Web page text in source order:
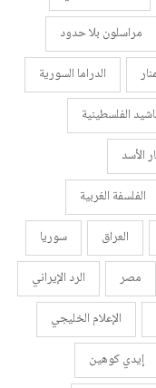
مراسلون بلا حدود
الدراما السورية
الفلسطينية
الأسد
الفلسفة الغربية
العراق
سوريا
مصر
الرد الإيراني
الإعلام الخليجي
إيدي كوهين